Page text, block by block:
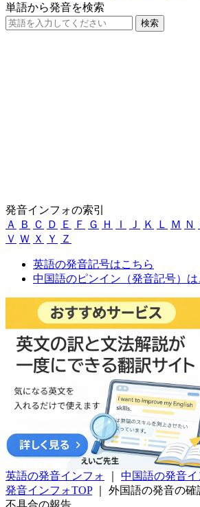
単語から発音を検索
発音インフォの索引
Ａ
Ｂ Ｃ Ｄ Ｅ Ｆ Ｇ Ｈ Ｉ Ｊ Ｋ Ｌ Ｍ Ｎ
Ｖ Ｗ Ｘ Ｙ Ｚ
英語の発音記号はこちら
中国語のピンイン（発音記号）は
英語の発音インフォ
中国語の発音イ
発音インフォTOP
外国語の発音の確
不具合の報告